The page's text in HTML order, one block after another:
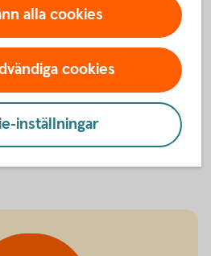
fonder om du vill. Det gör du
eller portalen Mina
om hur din pension placeras
alla cookies
cookies
inställningar